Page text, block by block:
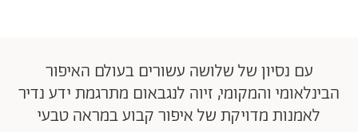
עם נסיון של שלושה עשורים בעולם האיפור
הבינלאומי והמקומי, זיוה לנגבאום מתרגמת ידע נדיר
לאמנות מדויקת של איפור קבוע במראה טבעי